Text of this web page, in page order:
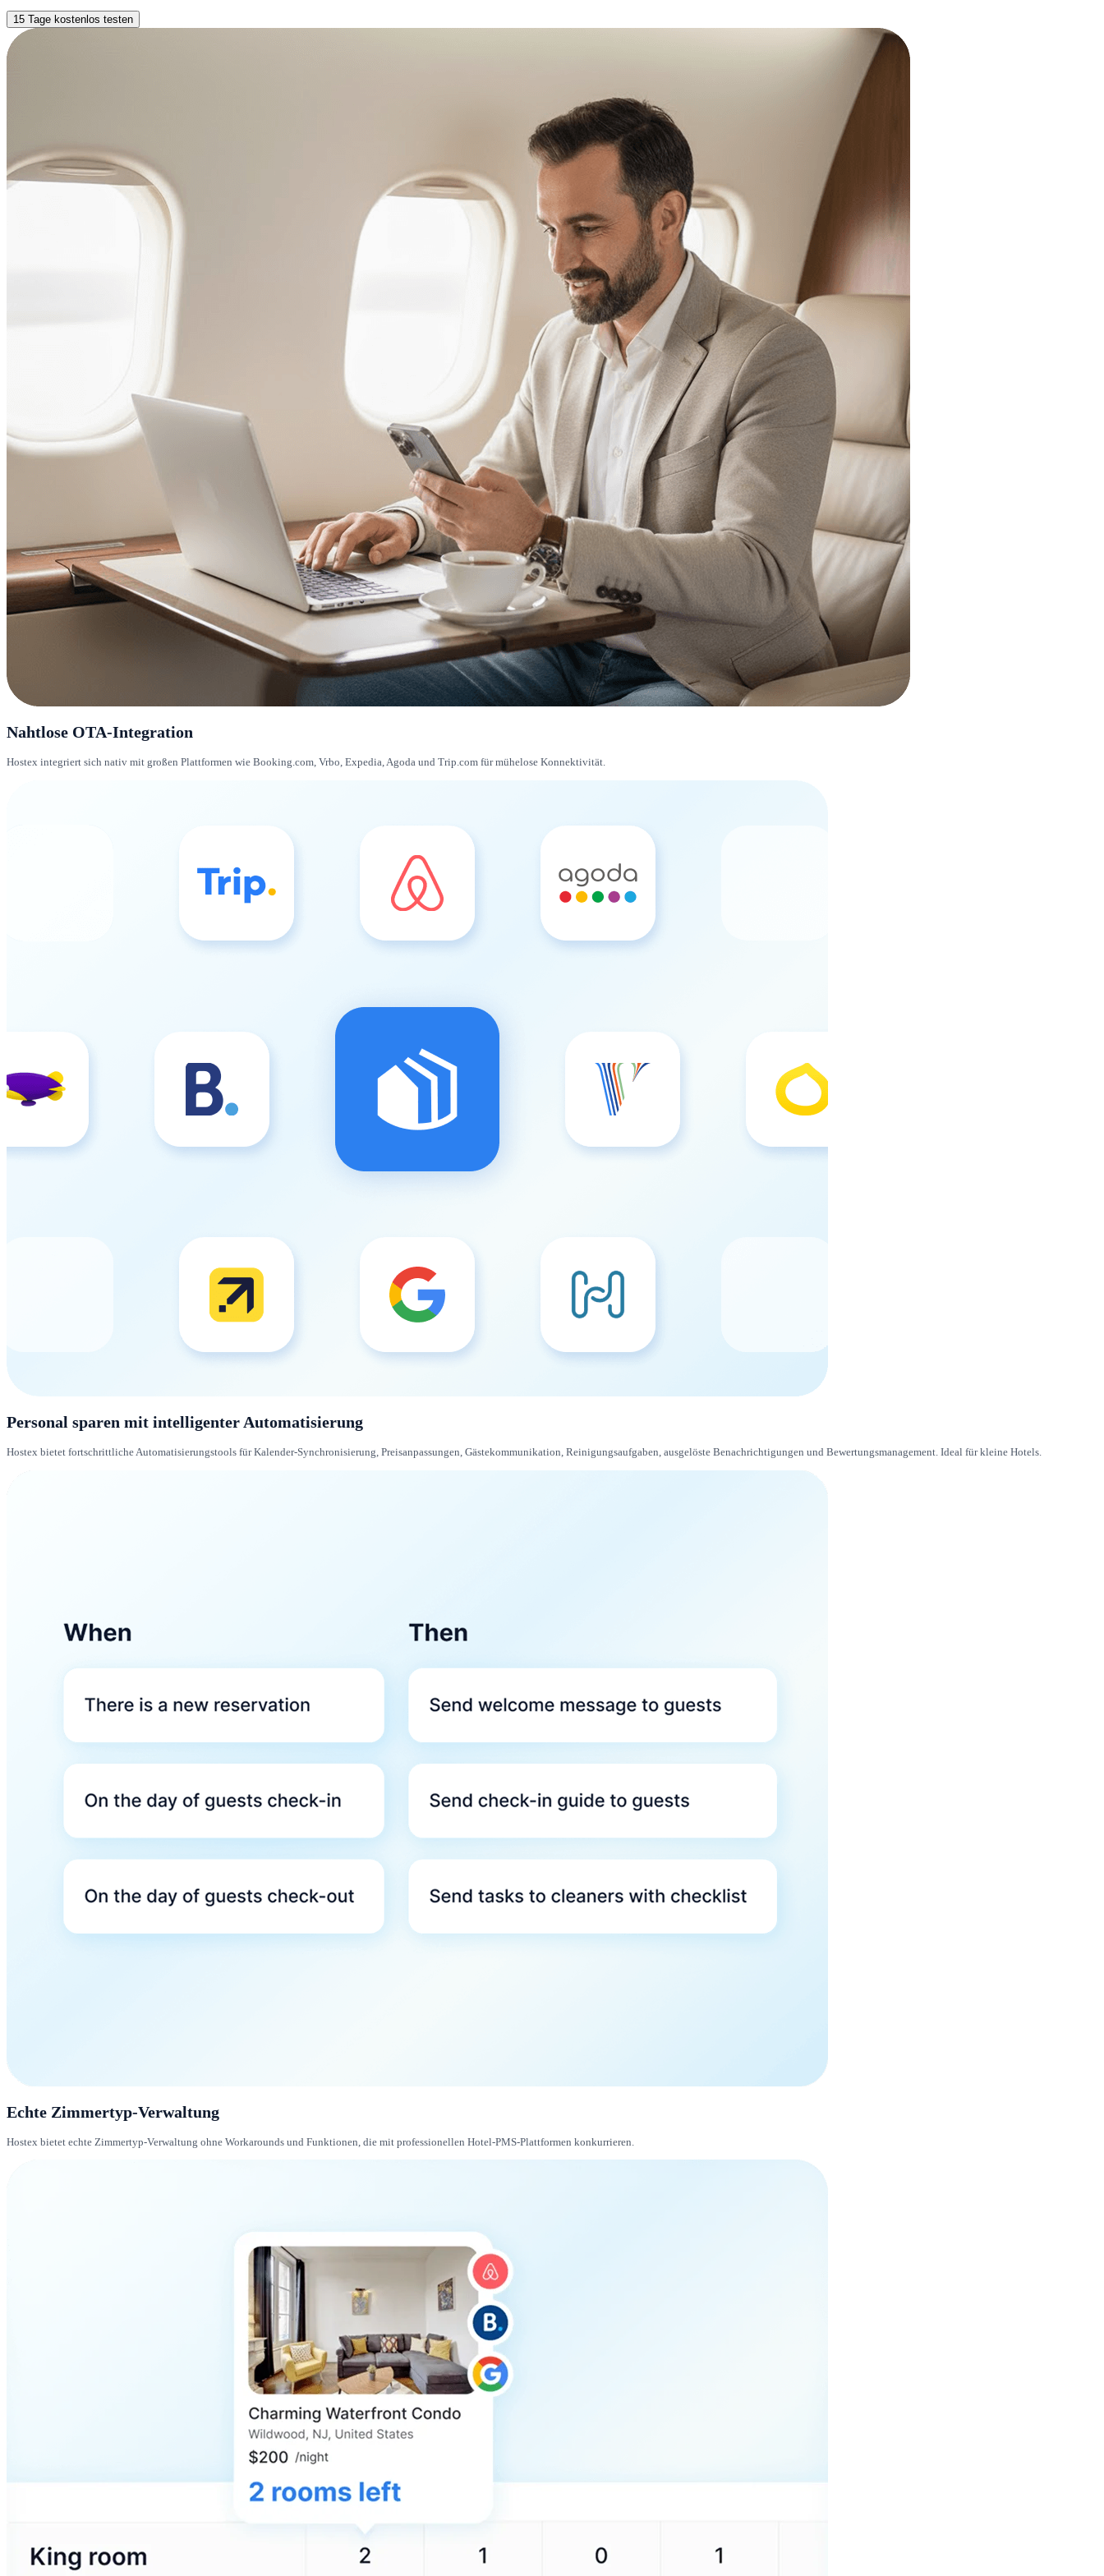
15 Tage kostenlos testen
Nahtlose OTA-Integration
Hostex integriert sich nativ mit großen Plattformen wie Booking.com, Vrbo, Expedia, Agoda und Trip.com für mühelose Konnektivität.
Personal sparen mit intelligenter Automatisierung
Hostex bietet fortschrittliche Automatisierungstools für Kalender-Synchronisierung, Preisanpassungen, Gästekommunikation, Reinigungsaufgaben, ausgelöste Benachrichtigungen und Bewertungsmanagement. Ideal für kleine Hotels.
Echte Zimmertyp-Verwaltung
Hostex bietet echte Zimmertyp-Verwaltung ohne Workarounds und Funktionen, die mit professionellen Hotel-PMS-Plattformen konkurrieren.